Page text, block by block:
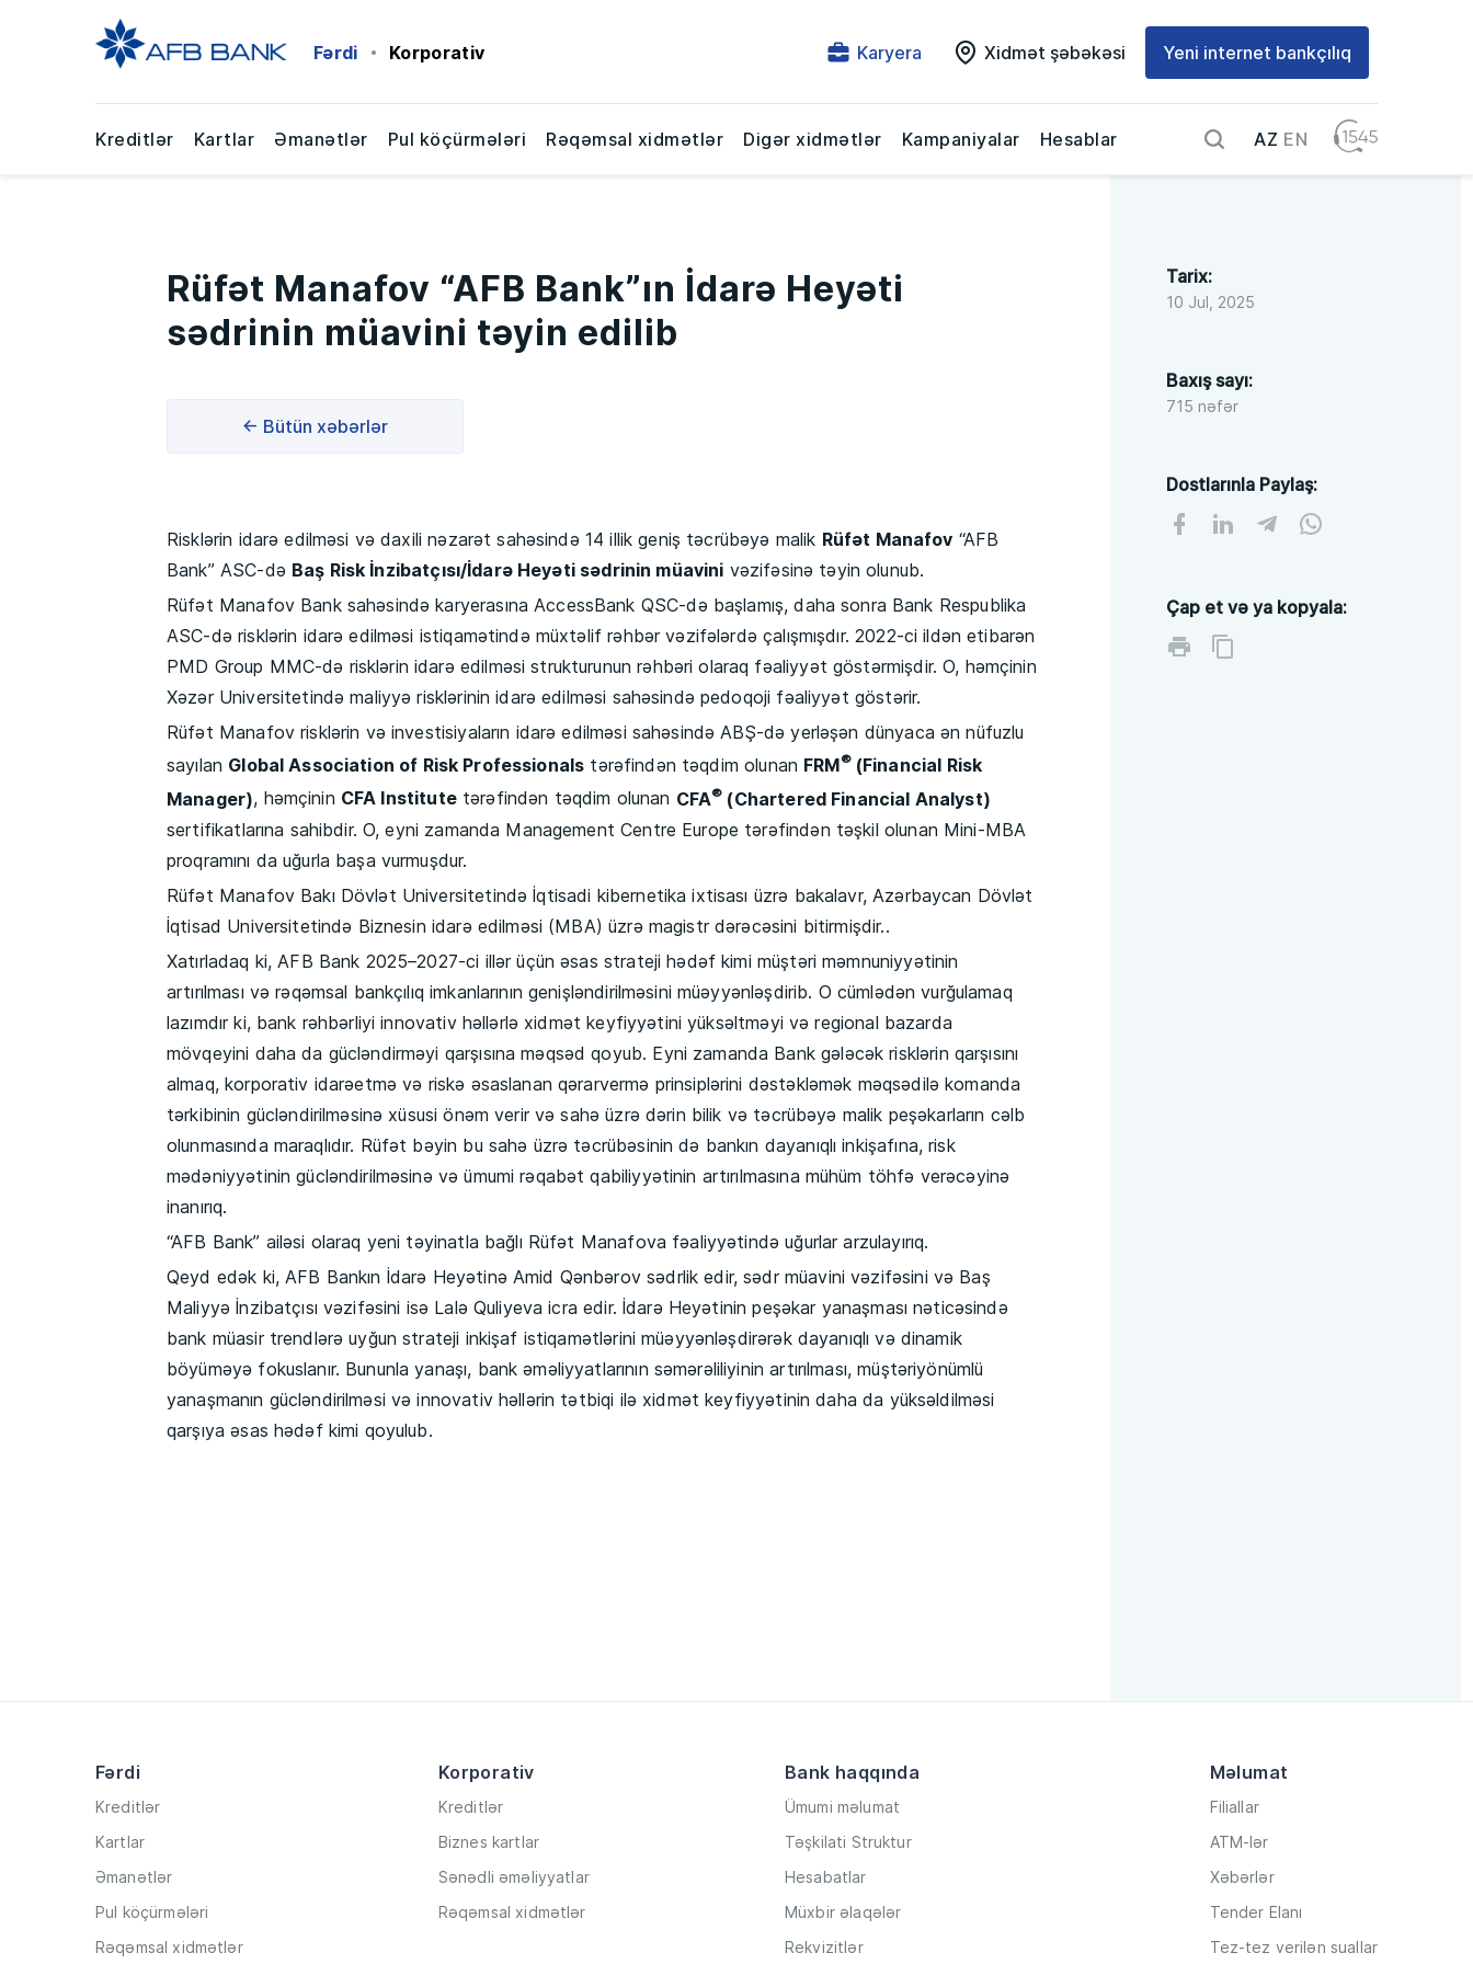
Fərdi Korporativ Karyera Xidmət şəbəkəsi Yeni internet bankçılıq
Kreditlər Kartlar Əmanətlər Pul köçürmələri Rəqəmsal xidmətlər Digər xidmətlər Kampaniyalar Hesablar AZ EN
Rüfət Manafov “AFB Bank”ın İdarə Heyəti
sədrinin müavini təyin edilib
← Bütün xəbərlər
Risklərin idarə edilməsi və daxili nəzarət sahəsində 14 illik geniş təcrübəyə malik Rüfət Manafov “AFB
Bank” ASC-də Baş Risk İnzibatçısı/İdarə Heyəti sədrinin müavini vəzifəsinə təyin olunub.
Rüfət Manafov Bank sahəsində karyerasına AccessBank QSC-də başlamış, daha sonra Bank Respublika
ASC-də risklərin idarə edilməsi istiqamətində müxtəlif rəhbər vəzifələrdə çalışmışdır. 2022-ci ildən etibarən
PMD Group MMC-də risklərin idarə edilməsi strukturunun rəhbəri olaraq fəaliyyət göstərmişdir. O, həmçinin
Xəzər Universitetində maliyyə risklərinin idarə edilməsi sahəsində pedoqoji fəaliyyət göstərir.
Rüfət Manafov risklərin və investisiyaların idarə edilməsi sahəsində ABŞ-də yerləşən dünyaca ən nüfuzlu
sayılan Global Association of Risk Professionals tərəfindən təqdim olunan FRM®(Financial Risk
Manager), həmçinin CFA Institutetərəfindən təqdim olunan CFA® (Chartered Financial Analyst)
sertifikatlarına sahibdir. O, eyni zamanda Management Centre Europe tərəfindən təşkil olunan Mini-MBA
proqramını da uğurla başa vurmuşdur.
Rüfət Manafov Bakı Dövlət Universitetində İqtisadi kibernetika ixtisası üzrə bakalavr, Azərbaycan Dövlət
İqtisad Universitetində Biznesin idarə edilməsi (MBA) üzrə magistr dərəcəsini bitirmişdir..
Xatırladaq ki, AFB Bank 2025–2027-ci illər üçün əsas strateji hədəf kimi müştəri məmnuniyyətinin
artırılması və rəqəmsal bankçılıq imkanlarının genişləndirilməsini müəyyənləşdirib. O cümlədən vurğulamaq
lazımdır ki, bank rəhbərliyi innovativ həllərlə xidmət keyfiyyətini yüksəltməyi və regional bazarda
mövqeyini daha da gücləndirməyi qarşısına məqsəd qoyub. Eyni zamanda Bank gələcək risklərin qarşısını
almaq, korporativ idarəetmə və riskə əsaslanan qərarvermə prinsiplərini dəstəkləmək məqsədilə komanda
tərkibinin gücləndirilməsinə xüsusi önəm verir və sahə üzrə dərin bilik və təcrübəyə malik peşəkarların cəlb
olunmasında maraqlıdır. Rüfət bəyin bu sahə üzrə təcrübəsinin də bankın dayanıqlı inkişafına, risk
mədəniyyətinin gücləndirilməsinə və ümumi rəqabət qabiliyyətinin artırılmasına mühüm töhfə verəcəyinə
inanırıq.
“AFB Bank” ailəsi olaraq yeni təyinatla bağlı Rüfət Manafova fəaliyyətində uğurlar arzulayırıq.
Qeyd edək ki, AFB Bankın İdarə Heyətinə Amid Qənbərov sədrlik edir, sədr müavini vəzifəsini və Baş
Maliyyə İnzibatçısı vəzifəsini isə Lalə Quliyeva icra edir. İdarə Heyətinin peşəkar yanaşması nəticəsində
bank müasir trendlərə uyğun strateji inkişaf istiqamətlərini müəyyənləşdirərək dayanıqlı və dinamik
böyüməyə fokuslanır. Bununla yanaşı, bank əməliyyatlarının səmərəliliyinin artırılması, müştəriyönümlü
yanaşmanın gücləndirilməsi və innovativ həllərin tətbiqi ilə xidmət keyfiyyətinin daha da yüksəldilməsi
qarşıya əsas hədəf kimi qoyulub.
Tarix:
10 Jul, 2025
Baxış sayı:
715 nəfər
Dostlarınla Paylaş:
Çap et və ya kopyala:
Fərdi
Kreditlər
Kartlar
Əmanətlər
Pul köçürmələri
Rəqəmsal xidmətlər
Korporativ
Kreditlər
Biznes kartlar
Sənədli əməliyyatlar
Rəqəmsal xidmətlər
Bank haqqında
Ümumi məlumat
Təşkilati Struktur
Hesabatlar
Müxbir əlaqələr
Rekvizitlər
Məlumat
Filiallar
ATM-lər
Xəbərlər
Tender Elanı
Tez-tez verilən suallar